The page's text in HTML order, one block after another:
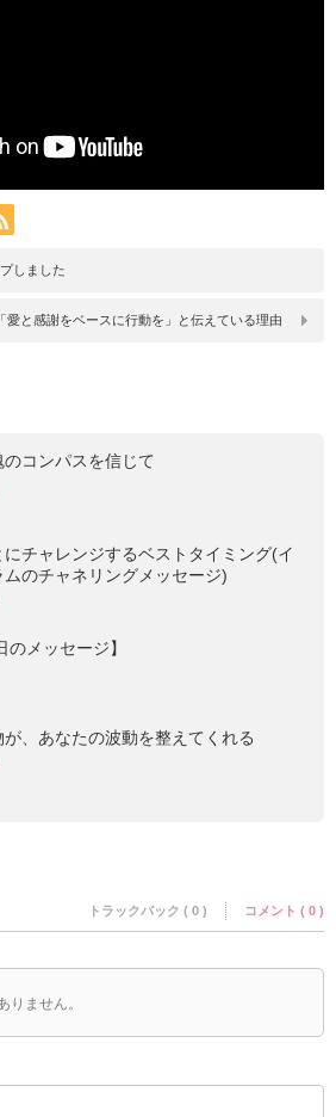
しました
愛と感謝をベースに行動を」と伝えている理由
のコンパスを信じて
にチャレンジするベストタイミング(イ
ムのチャネリングメッセージ)
のメッセージ】
が、あなたの波動を整えてくれる
トラックバック ( 0 ) コメント ( 0 )
りません。